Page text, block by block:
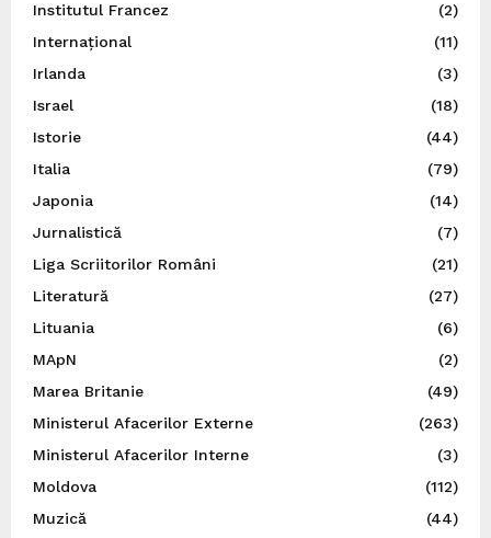
Institutul Francez
(2)
Internațional
(11)
Irlanda
(3)
Israel
(18)
Istorie
(44)
Italia
(79)
Japonia
(14)
Jurnalistică
(7)
Liga Scriitorilor Români
(21)
Literatură
(27)
Lituania
(6)
MApN
(2)
Marea Britanie
(49)
Ministerul Afacerilor Externe
(263)
Ministerul Afacerilor Interne
(3)
Moldova
(112)
Muzică
(44)